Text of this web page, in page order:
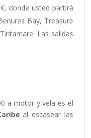
donde usted partirá
Bay, Treasure
Las salidas
a motor y vela es el
al escasear las